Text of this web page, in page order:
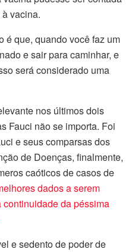
vacina.
é que, quando você faz um
e sair para caminhar, e
será considerado uma
nos últimos dois
Fauci não se importa. Foi
e seus comparsas dos
de Doenças, finalmente,
caóticos de casos de
dados a serem
continuidade da péssima
e sedento de poder de